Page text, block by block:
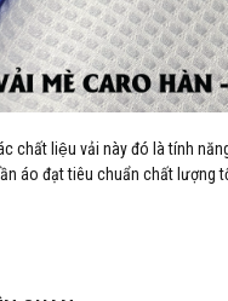
chất liệu vải này đó là tính
áo đạt tiêu chuẩn chất lượng